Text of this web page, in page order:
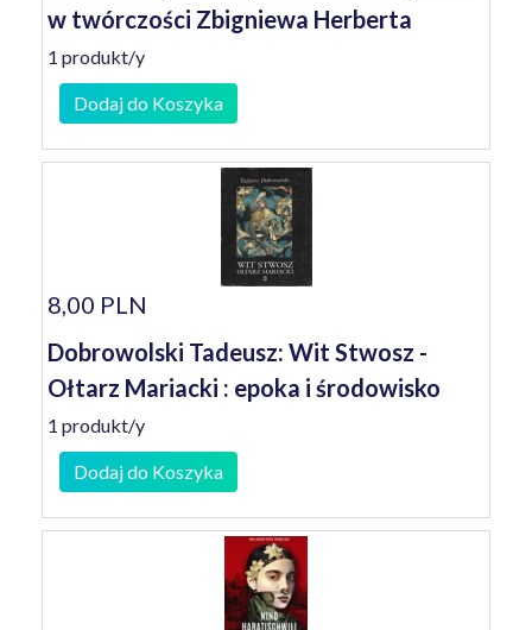
w twórczości Zbigniewa Herberta
1 produkt/y
Dodaj do Koszyka
8,00 PLN
Dobrowolski Tadeusz: Wit Stwosz -
Ołtarz Mariacki : epoka i środowisko
1 produkt/y
Dodaj do Koszyka